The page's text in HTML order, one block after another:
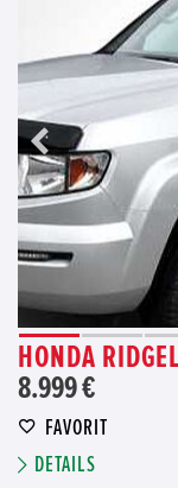
HONDA
8.999 €
FAVORIT
DETAILS